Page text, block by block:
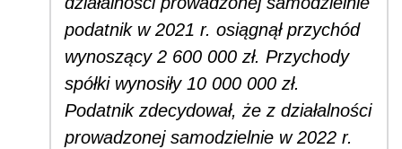
podatnik w 2021 r. osiągnął przychód
wynoszący 2 600 000 zł. Przychody
spółki wynosiły 10 000 000 zł.
Podatnik zdecydował, że z działalności
prowadzonej samodzielnie w 2022 r.